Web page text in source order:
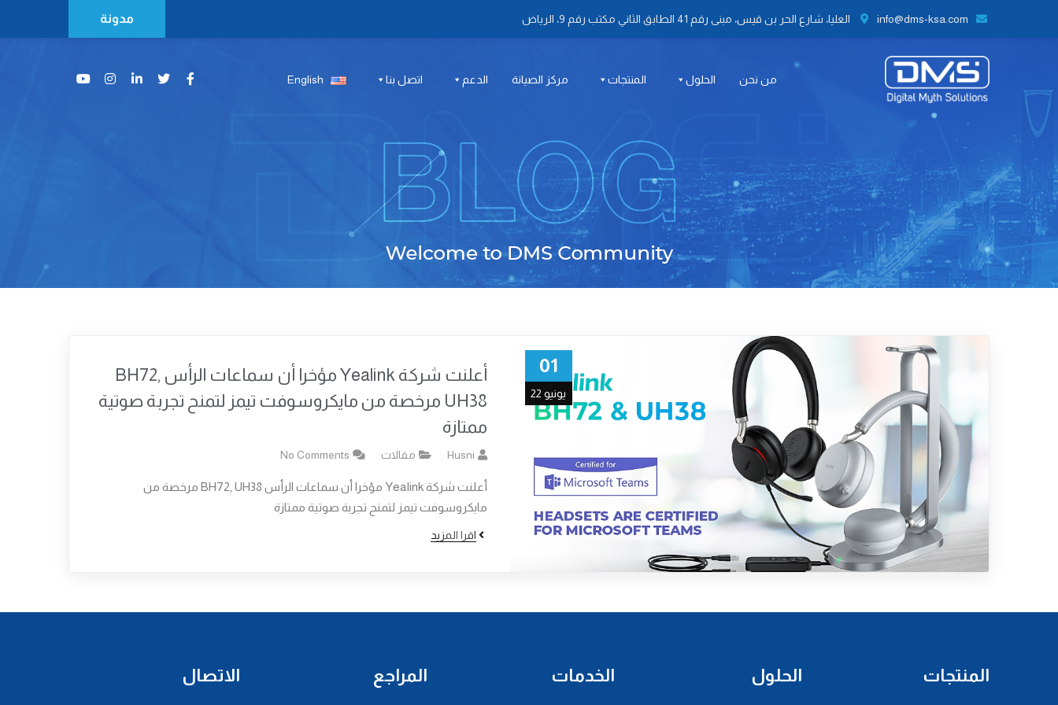
info@dms-ksa.com العليا، شارع الحر بن قيس، مبنى رقم 41 الطابق الثاني مكتب رقم 9، الرياض مدونة
من نحن الحلول المنتجات مركز الصيانة الدعم اتصل بنا English
01
يونيو 22
أعلنت شركة Yealink مؤخرا أن سماعات الرأس BH72,
UH38 مرخصة من مايكروسوفت تيمز لتمنح تجربة صوتية
ممتازة
Husni مقالات No Comments
أعلنت شركة Yealink مؤخرا أن سماعات الرأس BH72, UH38 مرخصة من
مايكروسوفت تيمز لتمنح تجربة صوتية ممتازة
اقرا المزيد
المنتجات الحلول الخدمات المراجع الاتصال